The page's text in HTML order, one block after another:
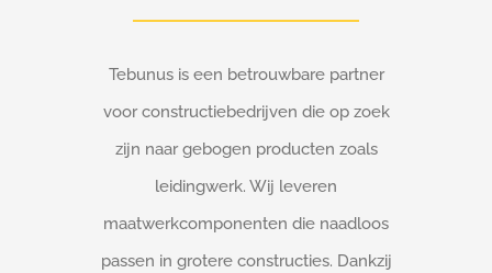
Tebunus is een betrouwbare partner
voor constructiebedrijven die op zoek
zijn naar gebogen producten zoals
leidingwerk. Wij leveren
maatwerkcomponenten die naadloos
passen in grotere constructies. Dankzij